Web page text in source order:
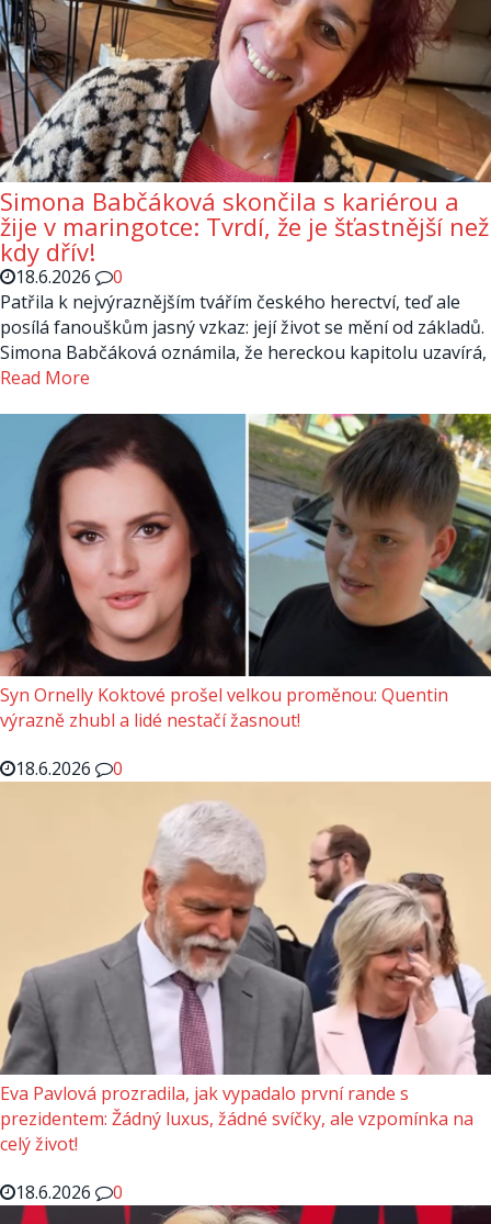
Simona Babčáková skončila s kariérou a
žije v maringotce: Tvrdí, že je šťastnější než
kdy dřív!
18.6.2026
0
Patřila k nejvýraznějším tvářím českého herectví, teď ale
posílá fanouškům jasný vzkaz: její život se mění od základů.
Simona Babčáková oznámila, že hereckou kapitolu uzavírá,
Read More
Syn Ornelly Koktové prošel velkou proměnou: Quentin
výrazně zhubl a lidé nestačí žasnout!
18.6.2026
0
Eva Pavlová prozradila, jak vypadalo první rande s
prezidentem: Žádný luxus, žádné svíčky, ale vzpomínka na
celý život!
18.6.2026
0